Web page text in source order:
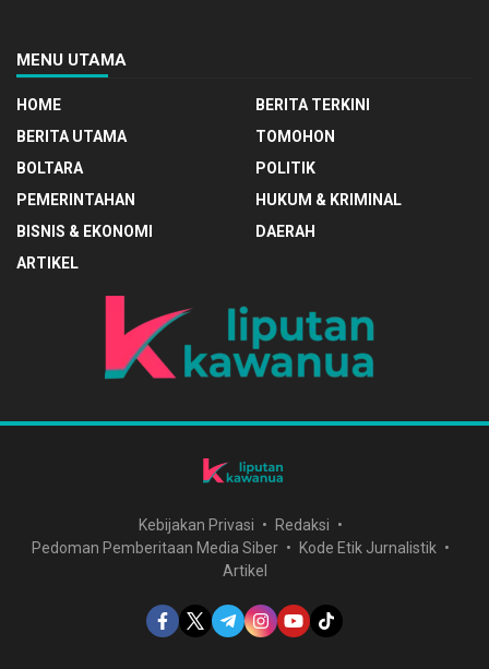
MENU UTAMA
HOME
BERITA TERKINI
BERITA UTAMA
TOMOHON
BOLTARA
POLITIK
PEMERINTAHAN
HUKUM & KRIMINAL
BISNIS & EKONOMI
DAERAH
ARTIKEL
Kebijakan Privasi
Redaksi
Pedoman Pemberitaan Media Siber
Kode Etik Jurnalistik
Artikel